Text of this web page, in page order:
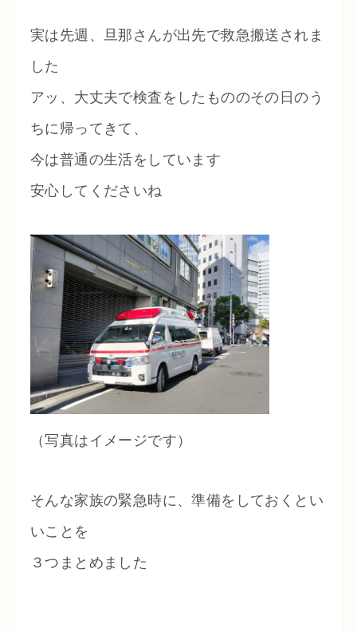
実は先週、旦那さんが出先で救急搬送されま
した
アッ、大丈夫で検査をしたもののその日のう
ちに帰ってきて、
今は普通の生活をしています
安心してくださいね
（写真はイメージです）
そんな家族の緊急時に、準備をしておくとい
いことを
３つまとめました